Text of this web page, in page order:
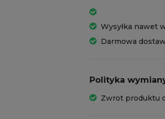
Wysyłka nawet
Darmowa
Polityka
Zwrot produktu